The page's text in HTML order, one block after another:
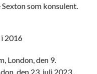
som konsulent.
2016
London, den 9.
den 23. juli 2023.